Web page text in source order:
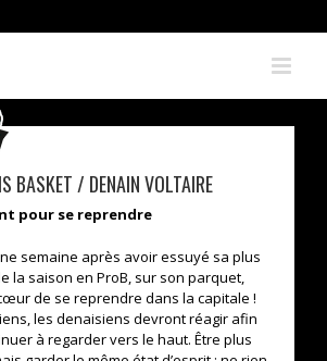
BASKET / DENAIN VOLTAIRE
pour se reprendre
semaine après avoir essuyé sa plus
la saison en ProB, sur son parquet,
de se reprendre dans la capitale !
les denaisiens devront réagir afin
à regarder vers le haut. Être plus